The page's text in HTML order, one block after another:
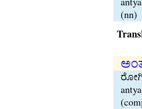
(nn)
ರೋಗಿ